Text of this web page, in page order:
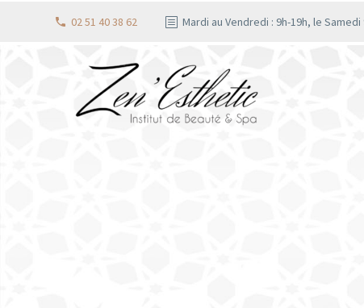
02 51 40 38 62 Mardi au Vendredi : 9h-19h, le Samedi